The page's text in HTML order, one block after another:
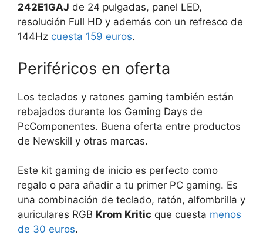
242E1GAJ de 24 pulgadas, panel LED,
resolución Full HD y además con un refresco de
144Hz cuesta 159 euros.
Periféricos en oferta
Los teclados y ratones gaming también están
rebajados durante los Gaming Days de
PcComponentes. Buena oferta entre productos
de Newskill y otras marcas.
Este kit gaming de inicio es perfecto como
regalo o para añadir a tu primer PC gaming. Es
una combinación de teclado, ratón, alfombrilla y
auriculares RGB Krom Kritic que cuesta menos
de 30 euros.